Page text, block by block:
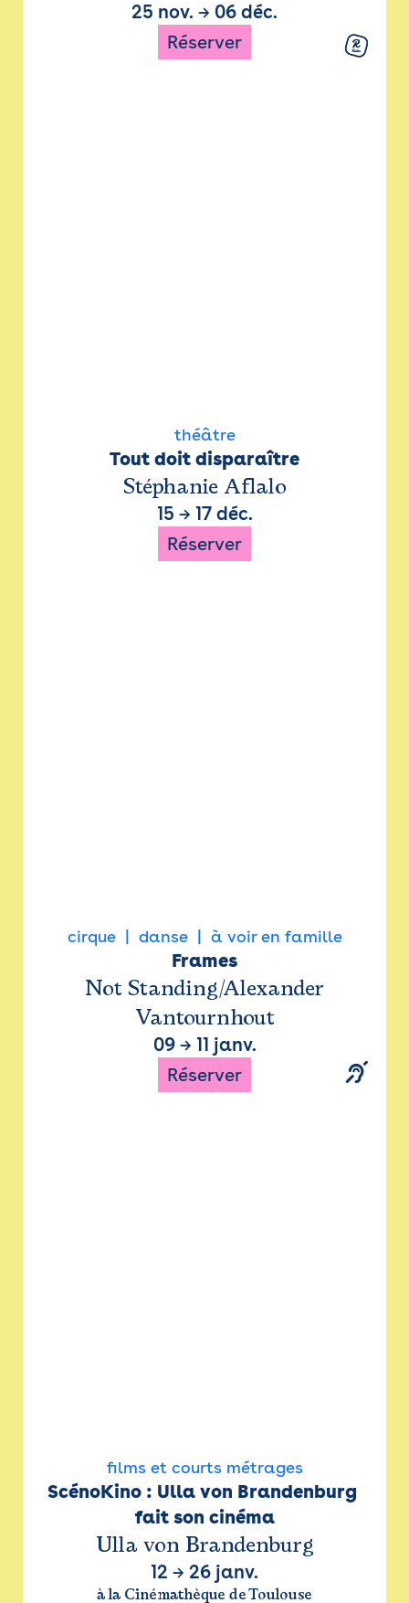
25 nov. → 06 déc.
Réserver
théâtre
Tout doit disparaître
Stéphanie Aflalo
15 → 17 déc.
Réserver
cirque danse à voir en famille
Frames
Not Standing/Alexander
Vantournhout
09→ 11 janv.
Réserver
films et courts métrages
ScénoKino : Ulla von Brandenburg
fait son cinéma
Ulla von Brandenburg
12 → 26 janv.
à la Cinémathèque de Toulouse